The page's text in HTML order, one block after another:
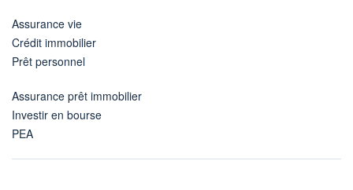
Assurance vie
Crédit immobilier
Prêt personnel
Assurance prêt immobilier
Investir en bourse
PEA